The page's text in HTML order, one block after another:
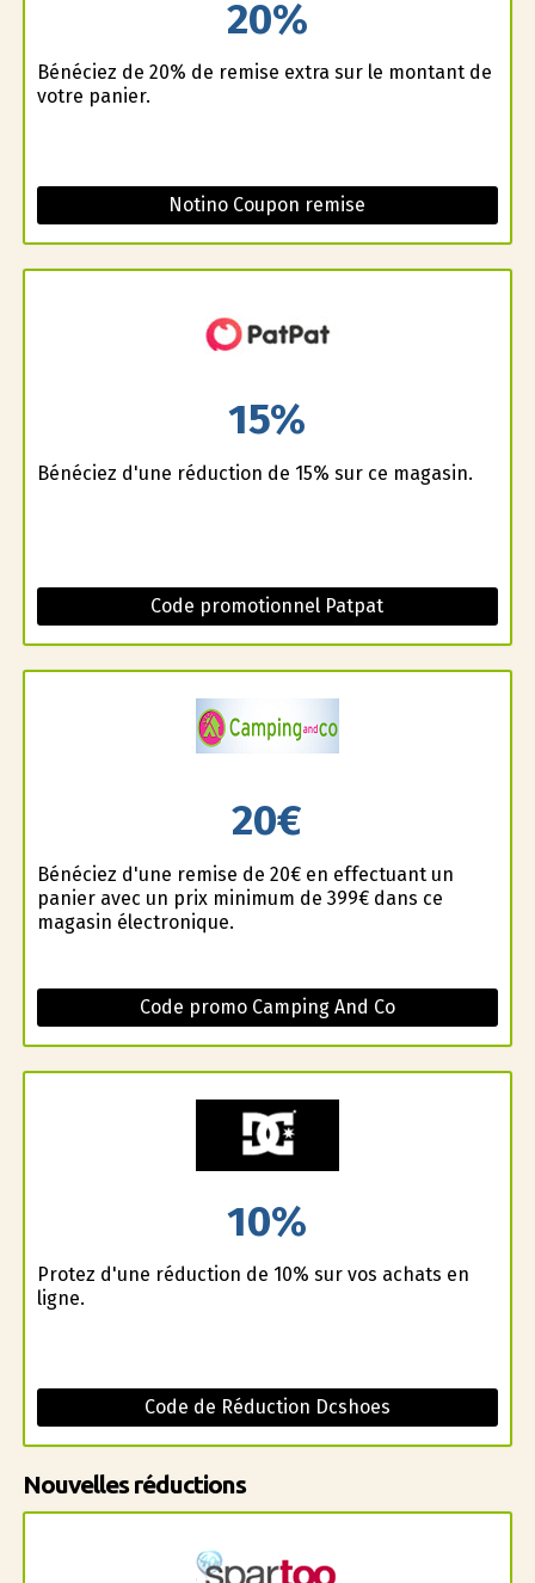
20%
Bénéficiez de 20% de remise extra sur le montant de
votre panier.
Notino Coupon remise
15%
Bénéficiez d'une réduction de 15% sur ce magasin.
Code promotionnel Patpat
20€
Bénéficiez d'une remise de 20€ en effectuant un
panier avec un prix minimum de 399€ dans ce
magasin électronique.
Code promo Camping And Co
10%
Profitez d'une réduction de 10% sur vos achats en
ligne.
Code de Réduction Dcshoes
Nouvelles réductions